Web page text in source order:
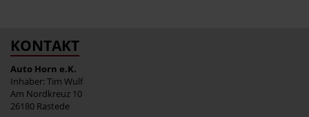
KONTAKT
Auto Horn e.K.
Inhaber: Tim Wulf
Am Nordkreuz 10
26180 Rastede